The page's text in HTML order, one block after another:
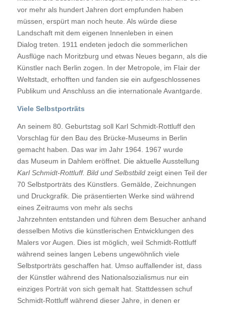
vor mehr als hundert Jahren dort empfunden haben
müssen, erspürt man noch heute. Als würde diese
Landschaft mit dem eigenen Innenleben in einen
Dialog treten. 1911 endeten jedoch die sommerlichen
Ausflüge nach Moritzburg und etwas Neues begann, als die
Künstler nach Berlin zogen. In der Metropole, im Flair der
Weltstadt, erhofften und fanden sie ein aufgeschlossenes
Publikum und Anschluss an die internationale Avantgarde.
Viele Selbstporträts
An seinem 80. Geburtstag soll Karl Schmidt-Rottluff den
Vorschlag für den Bau des Brücke-Museums in Berlin
gemacht haben. Das war im Jahr 1964. 1967 wurde
das Museum in Dahlem eröffnet. Die aktuelle Ausstellung
Karl Schmidt-Rottluff. Bild und Selbstbildzeigt einen Teil der
70 Selbstporträts des Künstlers. Gemälde, Zeichnungen
und Druckgrafik. Die präsentierten Werke sind während
eines Zeitraums von mehr als sechs
Jahrzehnten entstanden und führen dem Besucher anhand
desselben Motivs die künstlerischen Entwicklungen des
Malers vor Augen. Dies ist möglich, weil Schmidt-Rottluff
während seines langen Lebens ungewöhnlich viele
Selbstporträts geschaffen hat. Umso auffallender ist, dass
der Künstler während des Nationalsozialismus nur ein
einziges Porträt von sich gemalt hat. Stattdessen schuf
Schmidt-Rottluff während dieser Jahre, in denen er